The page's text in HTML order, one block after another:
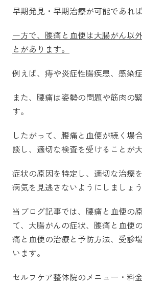
早期発見・早期治療が可能であれ
一方で、腰痛と血便は大腸がん以
とがあります。
例えば、痔や炎症性腸疾患、感染
また、腰痛は姿勢の問題や筋肉の
す。
したがって、腰痛と血便が続く場
談し、適切な検査を受けることが大
症状の原因を特定し、適切な治療
病気を見逃さないようにしましょう
当ブログ記事では、 腰痛と血便の
て、大腸がんの症状、腰痛と血便
痛と血便の治療と予防方法、受診
います。
セルフケア整体院のメニュー・料